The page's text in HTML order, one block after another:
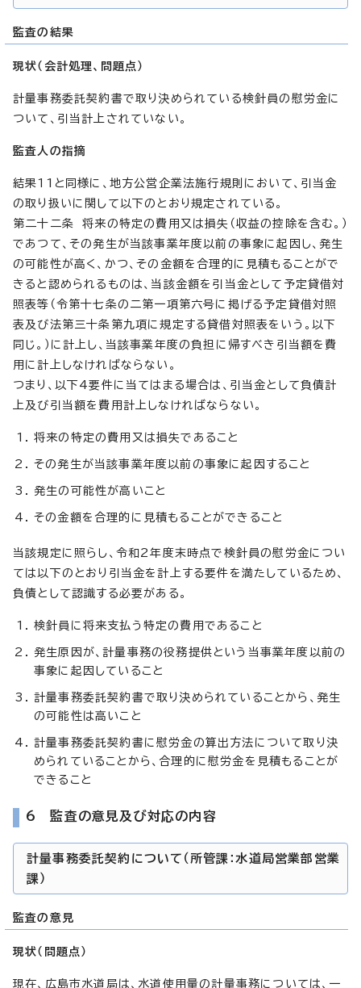
監査の結果
現状（会計処理、問題点）
計量事務委託契約書で取り決められている検針員の慰労金に
ついて、引当計上されていない。
監査人の指摘
結果11と同様に、地方公営企業法施行規則において、引当金
の取り扱いに関して以下のとおり規定されている。
第二十二条 将来の特定の費用又は損失（収益の控除を含む。）
であつて、その発生が当該事業年度以前の事象に起因し、発生
の可能性が高く、かつ、その金額を合理的に見積もることがで
きると認められるものは、当該金額を引当金として予定貸借対
照表等（令第十七条の二第一項第六号に掲げる予定貸借対照
表及び法第三十条第九項に規定する貸借対照表をいう。以下
同じ。）に計上し、当該事業年度の負担に帰すべき引当額を費
用に計上しなければならない。
つまり、以下4要件に当てはまる場合は、引当金として負債計
上及び引当額を費用計上しなければならない。
将来の特定の費用又は損失であること
その発生が当該事業年度以前の事象に起因すること
発生の可能性が高いこと
その金額を合理的に見積もることができること
当該規定に照らし、令和2年度末時点で検針員の慰労金につい
ては以下のとおり引当金を計上する要件を満たしているため、
負債として認識する必要がある。
検針員に将来支払う特定の費用であること
発生原因が、計量事務の役務提供という当事業年度以前の
事象に起因していること
計量事務委託契約書で取り決められていることから、発生
の可能性は高いこと
計量事務委託契約書に慰労金の算出方法について取り決
められていることから、合理的に慰労金を見積もることが
できること
6 監査の意見及び対応の内容
計量事務委託契約について（所管課：水道局営業部営業
課）
監査の意見
現状（問題点）
現在、広島市水道局は、水道使用量の計量事務については、一